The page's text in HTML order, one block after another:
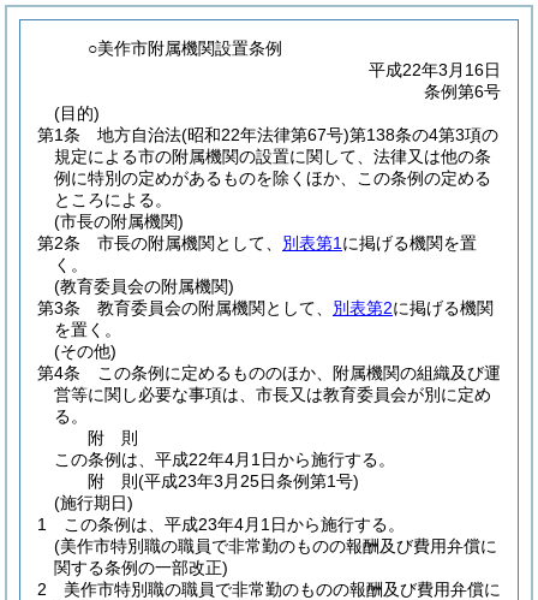
○美作市附属機関設置条例
平成22年3月16日
条例第6号
(目的)
第1条
地方自治法(昭和22年法律第67号)第138条の4第3項の
規定による市の附属機関の設置に関して、法律又は他の条
例に特別の定めがあるものを除くほか、この条例の定める
ところによる。
(市長の附属機関)
第2条
市長の附属機関として、 別表第1 に掲げる機関を置
く。
(教育委員会の附属機関)
第3条
教育委員会の附属機関として、 別表第2に掲げる機関
を置く。
(その他)
第4条
この条例に定めるもののほか、附属機関の組織及び運
営等に関し必要な事項は、市長又は教育委員会が別に定め
る。
附 則
この条例は、平成22年4月1日から施行する。
附 則(平成23年3月25日条例第1号)
(施行期日)
1
この条例は、平成23年4月1日から施行する。
(美作市特別職の職員で非常勤のものの報酬及び費用弁償に
関する条例の一部改正)
2
美作市特別職の職員で非常勤のものの報酬及び費用弁償に